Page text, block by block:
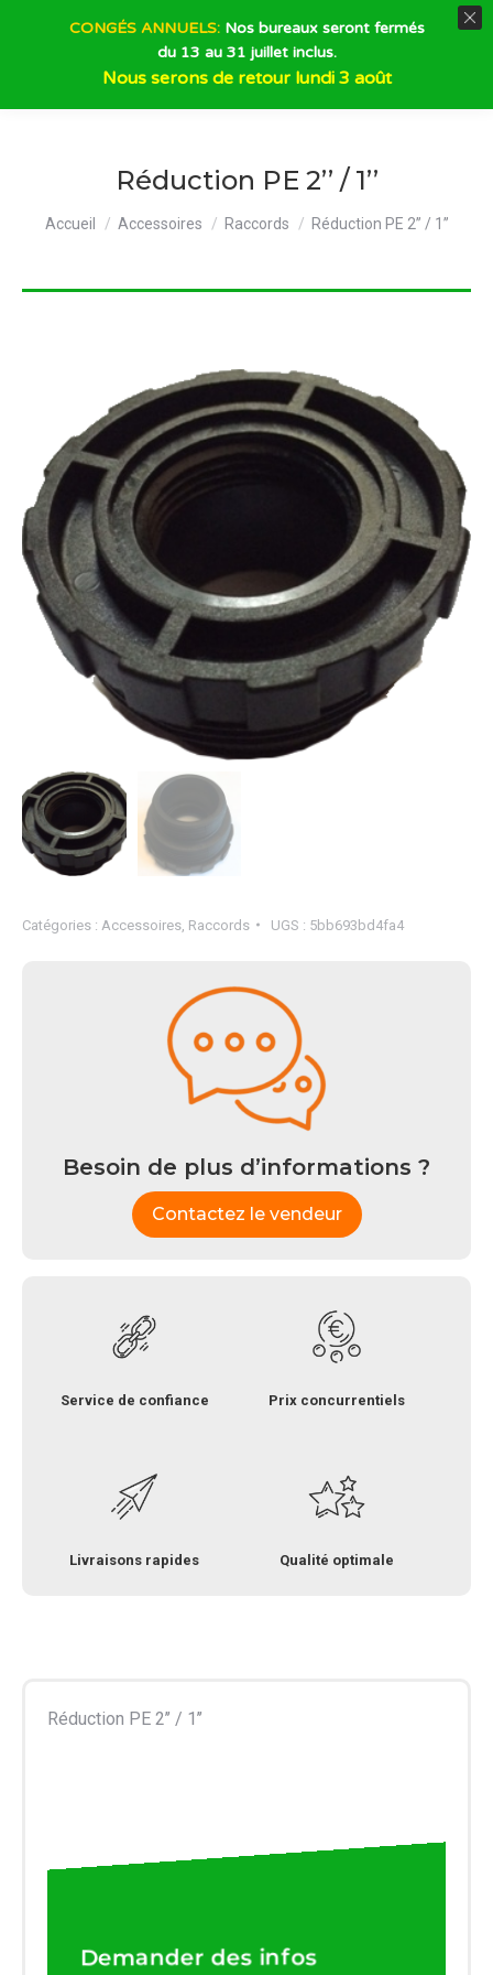
Réduction PE 2’’ / 1’’
Vous êtes ici :
Accueil Accessoires Raccords Réduction PE 2’’ / 1’’
Catégories : Accessoires Raccords UGS : 5bb693bd4fa4
Besoin de plus d’informations ?
Contactez le vendeur
Service de confiance Prix concurrentiels
Livraisons rapides Qualité optimale
Réduction PE 2’’ / 1’’
Demander des infos
CONGÉS ANNUELS:Nos bureaux seront fermés
du 13 au 31 juillet inclus.
Nous serons de retour lundi 3 août